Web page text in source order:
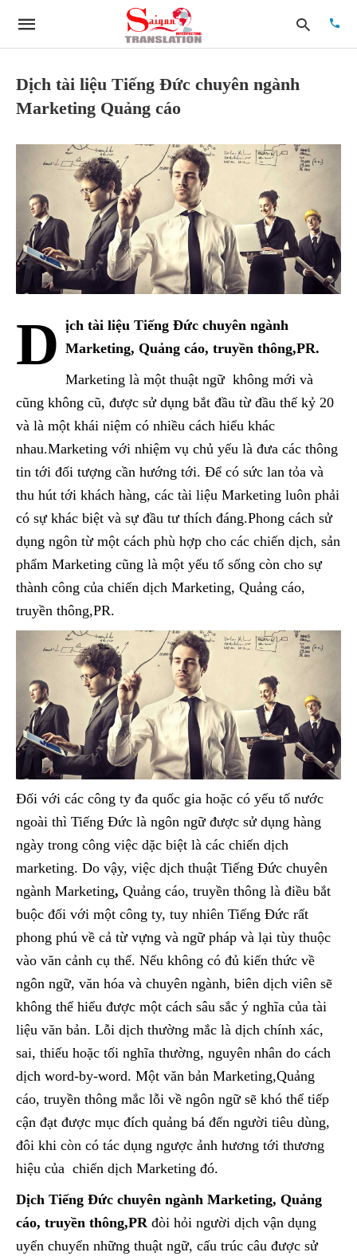
Dịch tài liệu Tiếng Đức chuyên ngành
Marketing Quảng cáo
D ịch tài liệu Tiếng Đức chuyên ngành
Marketing, Quảng cáo, truyền thông,PR.
Marketing là một thuật ngữ không mới và
cũng không cũ, được sử dụng bắt đầu từ đầu thế kỷ 20
và là một khái niệm có nhiều cách hiểu khác
nhau.Marketing với nhiệm vụ chủ yếu là đưa các thông
tin tới đối tượng cần hướng tới. Để có sức lan tỏa và
thu hút tới khách hàng, các tài liệu Marketing luôn phải
có sự khác biệt và sự đầu tư thích đáng.Phong cách sử
dụng ngôn từ một cách phù hợp cho các chiến dịch, sản
phẩm Marketing cũng là một yếu tố sống còn cho sự
thành công của chiến dịch Marketing, Quảng cáo,
truyền thông,PR.
Đối với các công ty đa quốc gia hoặc có yếu tố nước
ngoài thì Tiếng Đức là ngôn ngữ được sử dụng hàng
ngày trong công việc dặc biệt là các chiến dịch
marketing. Do vậy, việc dịch thuật Tiếng Đức chuyên
ngành Marketing, Quảng cáo, truyền thông là điều bắt
buộc đối với một công ty, tuy nhiên Tiếng Đức rất
phong phú về cả từ vựng và ngữ pháp và lại tùy thuộc
vào văn cảnh cụ thể. Nếu không có đủ kiến thức về
ngôn ngữ, văn hóa và chuyên ngành, biên dịch viên sẽ
không thể hiểu được một cách sâu sắc ý nghĩa của tài
liệu văn bản. Lỗi dịch thường mắc là dịch chính xác,
sai, thiếu hoặc tối nghĩa thường, nguyên nhân do cách
dịch word-by-word. Một văn bản Marketing,Quảng
cáo, truyền thông mắc lỗi về ngôn ngữ sẽ khó thể tiếp
cận đạt được mục đích quảng bá đến người tiêu dùng,
đôi khi còn có tác dụng ngược ảnh hương tới thương
hiệu của chiến dịch Marketing đó.
Dịch Tiếng Đức chuyên ngành Marketing, Quảng
cáo, truyền thông,PRđòi hỏi người dịch vận dụng
uyển chuyển những thuật ngữ, cấu trúc câu được sử